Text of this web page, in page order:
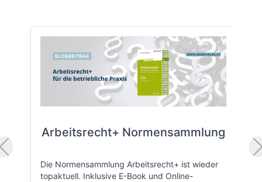
Arbeitsrecht+ Normensammlung
Die Normensammlung Arbeitsrecht+ ist wieder
topaktuell. Inklusive E-Book und Online-